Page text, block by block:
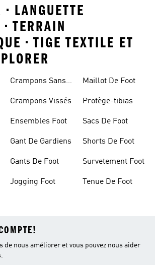
• LANGUETTE
TERRAIN
• TIGE TEXTILE ET
Crampons Sans
Crampons Vissés
Ensembles Foot
Gant De Gardiens
Gants De Foot
Jogging Foot
Maillot De Foot
Protège-tibias
Sacs De Foot
Shorts De Foot
Survetement Foot
Tenue De Foot
de nous améliorer et vous pouvez nous aider